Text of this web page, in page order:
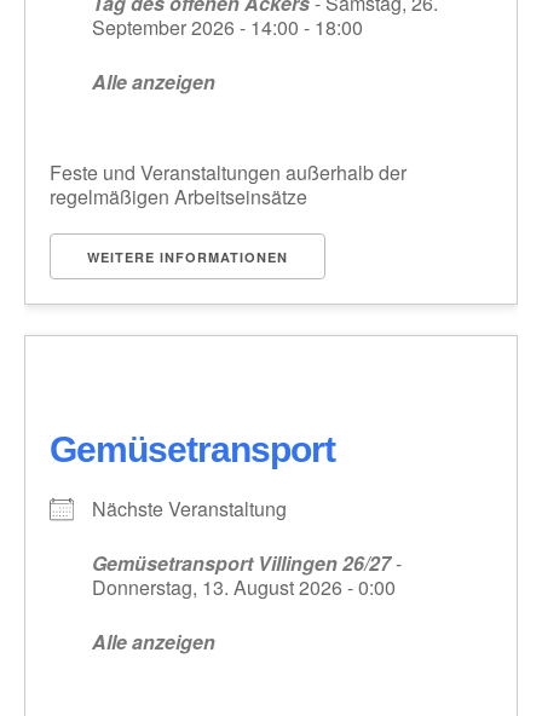
September 2026 - 14:00 - 18:00
Alle anzeigen
Feste und Veranstaltungen außerhalb der
regelmäßigen Arbeitseinsätze
WEITERE INFORMATIONEN
Gemüsetransport
Nächste Veranstaltung
Gemüsetransport Villingen 26/27-
Donnerstag, 13. August 2026 - 0:00
Alle anzeigen